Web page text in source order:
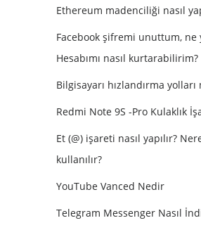
Ethereum madenciliği nasıl
Facebook şifremi unuttum, ne
Hesabımı nasıl kurtarabilirim?
Bilgisayarı hızlandırma
Redmi Note 9S -Pro Kulaklık
Et (@) işareti nasıl yapılır?
kullanılır?
YouTube Vanced Nedir
Telegram Messenger Nasıl